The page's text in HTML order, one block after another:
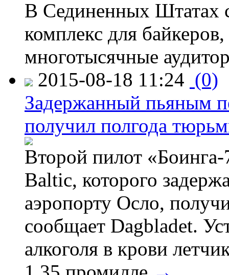
В Сединенных Штатах
комплекс для
многотысячные
2015-08-18 11:24 (0)
Задержанный пьяным
получил полгода
Второй пилот
Baltic, которого
аэропорту Осло,
сообщает Dagbladet.
алкоголя в крови